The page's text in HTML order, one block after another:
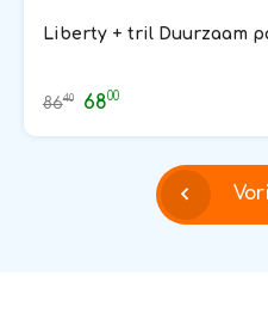
Liberty + tril Duurzaam
8640 6800